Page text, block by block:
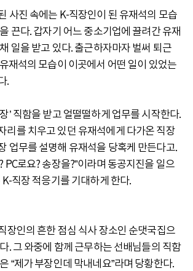
사진 속에는 K-직장인이 된 유재석의 모습
끈다. 갑자기 어느 중소기업에 끌려간 유재
일을 받고 있다. 출근하자마자 벌써 퇴근
재석의 모습이 이곳에서 어떤 일이 있었는
.
’ 직함을 받고 얼떨떨하게 업무를 시작한다.
리를 치우고 있던 유재석에게 다가온 직장
업무를 설명해 유재석을 당혹케 만든다고.
PC로요? 송장을?”이라며 동공지진을 일으
직장 적응기를 기대하게 한다.
장인의 흔한 점심 식사 장소인 순댓국집으
. 그 와중에 함께 근무하는 선배님들의 직함
“제가 부장인데 막내네요”라며 당황한다.